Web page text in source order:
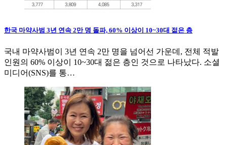
한국 마약사범 3년 연속 2만 명 돌파, 60% 이상이 10~30대 젊은 층
국내 마약사범이 3년 연속 2만 명을 넘어선 가운데, 전체 적발
인원의 60% 이상이 10~30대 젊은 층인 것으로 나타났다. 소셜
미디어(SNS)를 통…